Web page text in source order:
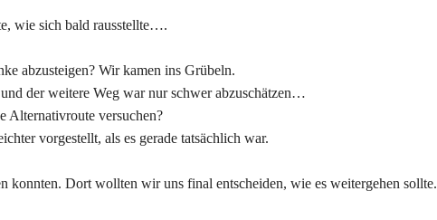
wie sich bald rausstellte….
abzusteigen? Wir kamen ins Grübeln.
der weitere Weg war nur schwer abzuschätzen…
Alternativroute versuchen?
vorgestellt, als es gerade tatsächlich war.
konnten. Dort wollten wir uns final entscheiden, wie es weitergehen sollte.